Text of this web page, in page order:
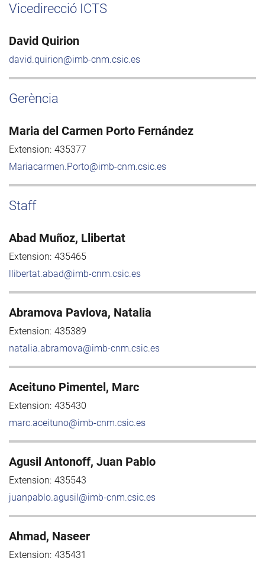
Vicedirecció ICTS
David Quirion
david.quirion@imb-cnm.csic.es
Gerència
Maria del Carmen Porto Fernández
Extension: 435377
Mariacarmen.Porto@imb-cnm.csic.es
Staff
Abad Muñoz, Llibertat
Extension: 435465
llibertat.abad@imb-cnm.csic.es
Abramova Pavlova, Natalia
Extension: 435389
natalia.abramova@imb-cnm.csic.es
Aceituno Pimentel, Marc
Extension: 435430
marc.aceituno@imb-cnm.csic.es
Agusil Antonoff, Juan Pablo
Extension: 435543
juanpablo.agusil@imb-cnm.csic.es
Ahmad, Naseer
Extension: 435431